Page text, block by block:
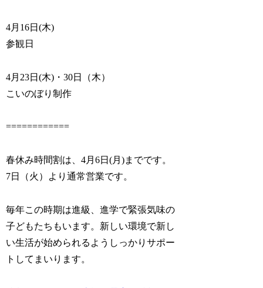
4月16日(木)
参観日
4月23日(木)・30日（木）
こいのぼり制作
============
春休み時間割は、4月6日(月)までです。
7日（火）より通常営業です。
毎年この時期は進級、進学で緊張気味の
子どもたちもいます。新しい環境で新し
い生活が始められるようしっかりサポー
トしてまいります。